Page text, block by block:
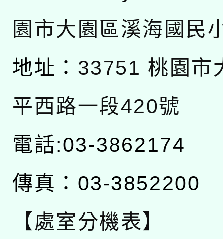
園市大園區溪海國民
地址： 33751 桃園市
平西路一段420號
電話:03-3862174
傳真：03-3852200
【處室分機表】